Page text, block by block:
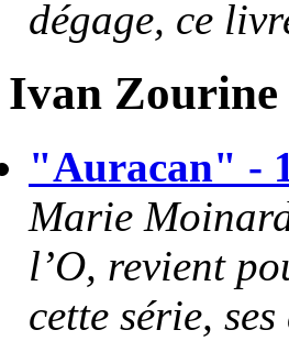
dégage, ce
Ivan Zourine
"Auracan" -
Marie
l’O, revient
cette série,